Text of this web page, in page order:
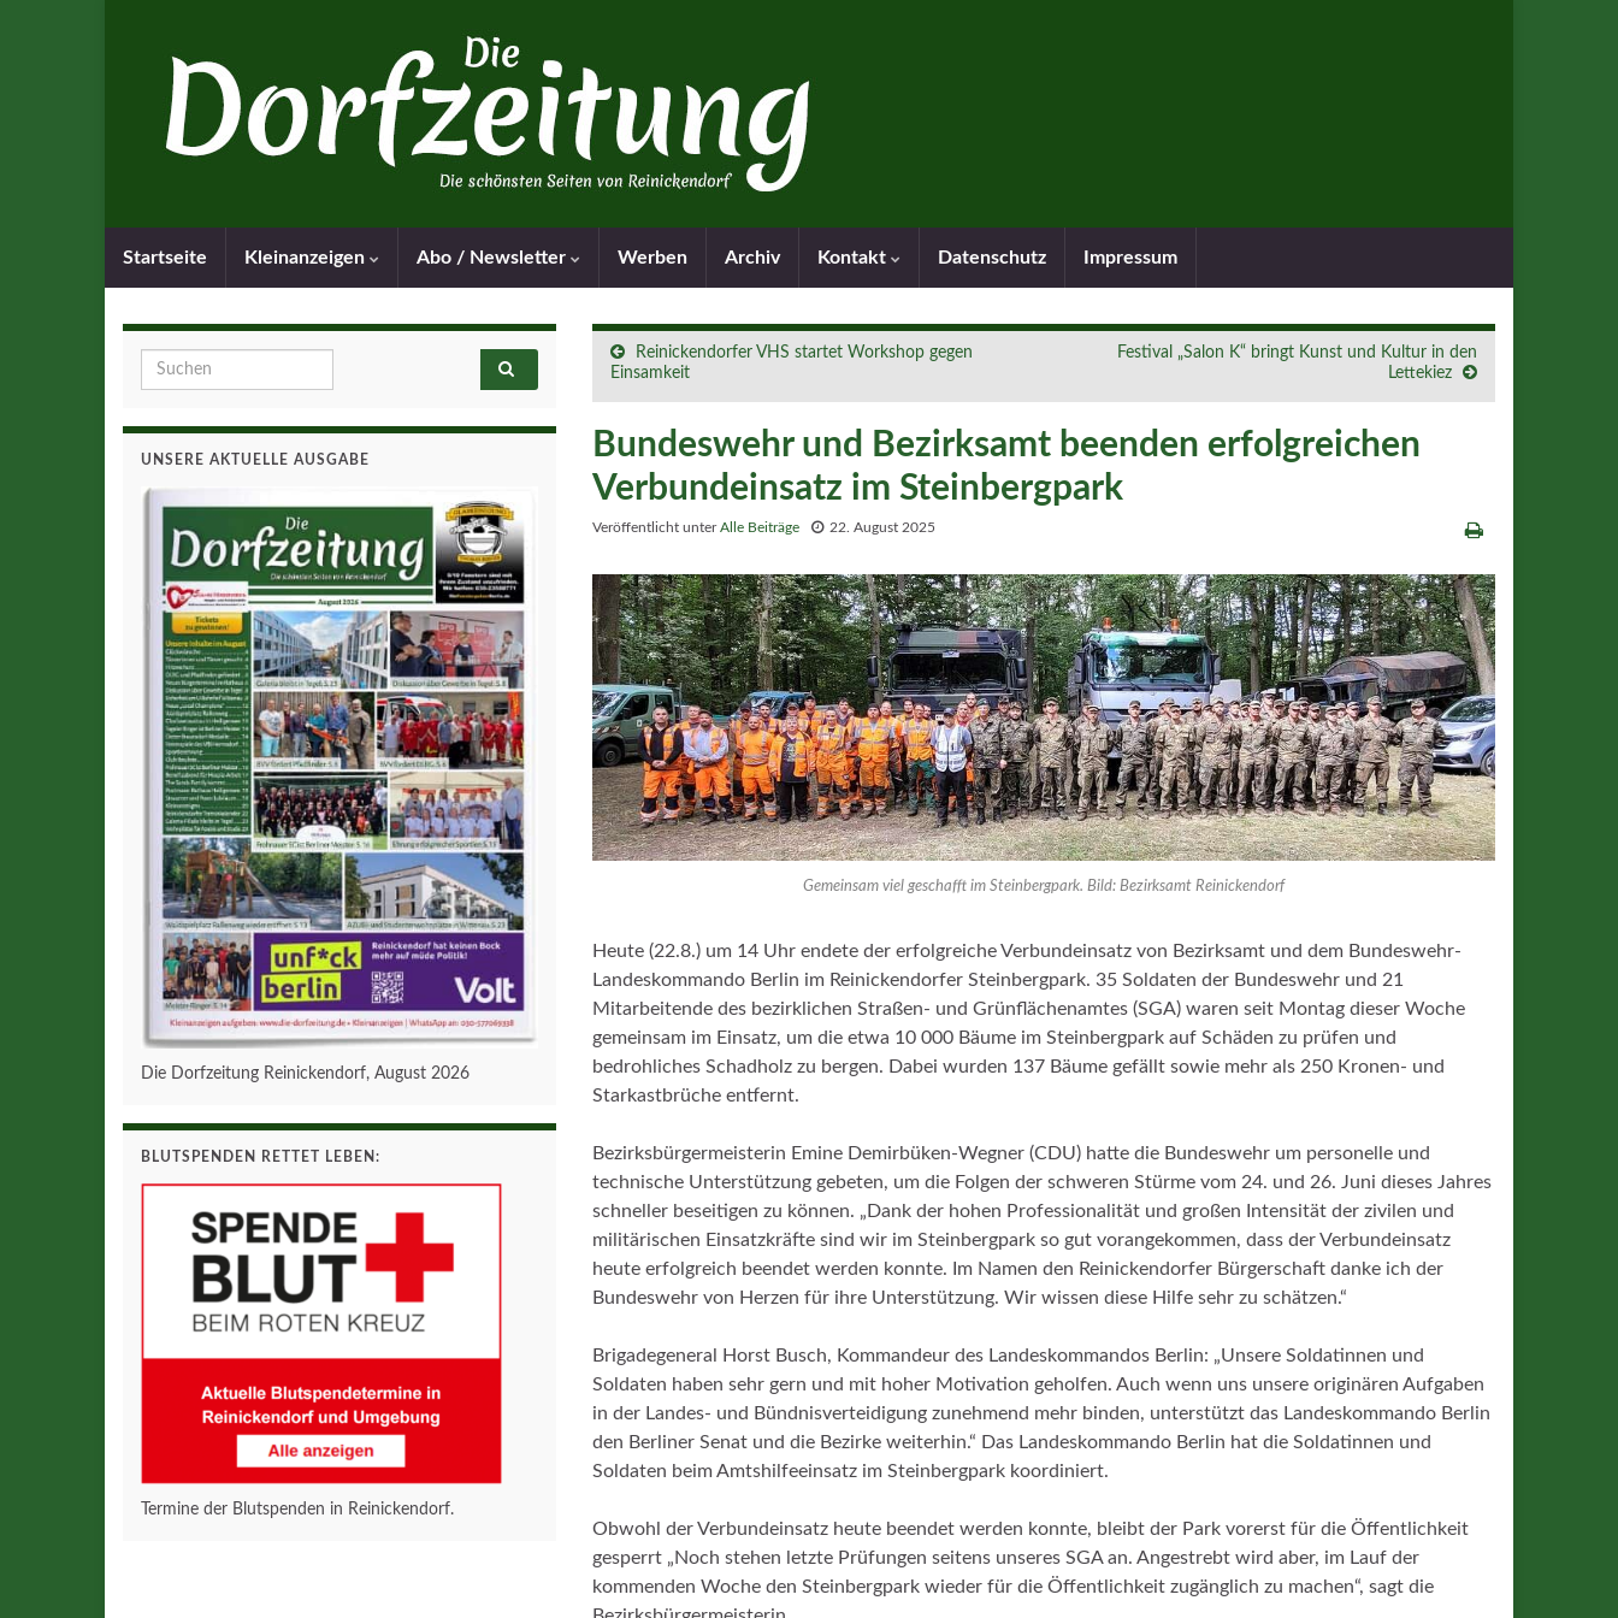
Startseite Kleinanzeigen Abo / Newsletter Werben Archiv Kontakt Datenschutz Impressum
Reinickendorfer VHS startet Workshop gegen
Einsamkeit
Festival „Salon K“ bringt Kunst und Kultur in den
Lettekiez
Bundeswehr und Bezirksamt beenden erfolgreichen
Verbundeinsatz im Steinbergpark
Veröffentlicht unterAlle Beiträge 22. August 2025
Gemeinsam viel geschafft im Steinbergpark. Bild: Bezirksamt Reinickendorf
Heute (22.8.) um 14 Uhr endete der erfolgreiche Verbundeinsatz von Bezirksamt und dem Bundeswehr-
Landeskommando Berlin im Reinickendorfer Steinbergpark. 35 Soldaten der Bundeswehr und 21
Mitarbeitende des bezirklichen Straßen- und Grünflächenamtes (SGA) waren seit Montag dieser Woche
gemeinsam im Einsatz, um die etwa 10 000 Bäume im Steinbergpark auf Schäden zu prüfen und
bedrohliches Schadholz zu bergen. Dabei wurden 137 Bäume gefällt sowie mehr als 250 Kronen- und
Starkastbrüche entfernt.
Bezirksbürgermeisterin Emine Demirbüken-Wegner (CDU) hatte die Bundeswehr um personelle und
technische Unterstützung gebeten, um die Folgen der schweren Stürme vom 24. und 26. Juni dieses Jahres
schneller beseitigen zu können. „Dank der hohen Professionalität und großen Intensität der zivilen und
militärischen Einsatzkräfte sind wir im Steinbergpark so gut vorangekommen, dass der Verbundeinsatz
heute erfolgreich beendet werden konnte. Im Namen den Reinickendorfer Bürgerschaft danke ich der
Bundeswehr von Herzen für ihre Unterstützung. Wir wissen diese Hilfe sehr zu schätzen.“
Brigadegeneral Horst Busch, Kommandeur des Landeskommandos Berlin: „Unsere Soldatinnen und
Soldaten haben sehr gern und mit hoher Motivation geholfen. Auch wenn uns unsere originären Aufgaben
in der Landes- und Bündnisverteidigung zunehmend mehr binden, unterstützt das Landeskommando Berlin
den Berliner Senat und die Bezirke weiterhin.“ Das Landeskommando Berlin hat die Soldatinnen und
Soldaten beim Amtshilfeeinsatz im Steinbergpark koordiniert.
Obwohl der Verbundeinsatz heute beendet werden konnte, bleibt der Park vorerst für die Öffentlichkeit
gesperrt „Noch stehen letzte Prüfungen seitens unseres SGA an. Angestrebt wird aber, im Lauf der
kommenden Woche den Steinbergpark wieder für die Öffentlichkeit zugänglich zu machen“, sagt die
Search for:
UNSERE AKTUELLE AUSGABE
Die Dorfzeitung Reinickendorf, August 2026
BLUTSPENDEN RETTET LEBEN:
Termine der Blutspenden in Reinickendorf.